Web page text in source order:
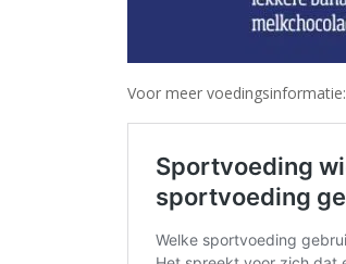
Voor meer voedingsinformatie: